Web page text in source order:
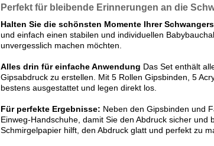
Perfekt für bleibende Erinnerungen an die
Halten Sie die schönsten Momente Ihrer
und einfach einen stabilen und individuellen
unvergesslich machen möchten.
Alles drin für einfache Anwendung Das Set enthält
Gipsabdruck zu erstellen. Mit 5 Rollen Gipsbinden, 5
bestens ausgestattet und legen direkt los.
Für perfekte Ergebnisse: Neben den Gipsbinden und
Einweg-Handschuhe, damit Sie den Abdruck sicher
Schmirgelpapier hilft, den Abdruck glatt und perfekt zu